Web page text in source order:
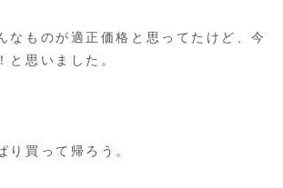
なものが適正価格と思ってたけど、今
と思いました。
り買って帰ろう。